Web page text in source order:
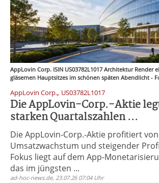
AppLovin Corp. ISIN US03782L1017 Architektur Render
gläsernen Hauptsitzes im schönen späten Abendlicht -
AppLovin Corp., US03782L1017
Die AppLovin-Corp.-Aktie
starken Quartalszahlen ...
Die AppLovin-Corp.-Aktie profitiert
Umsatzwachstum und steigender
Fokus liegt auf dem App-
das im jüngsten ...
ad-hoc-news.de, 23.07.26 07:04 Uhr